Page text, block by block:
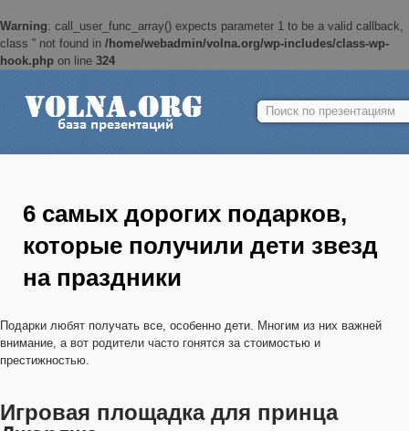
Warning: call_user_func_array() expects parameter 1 to be a valid callback,
class '' not found in /home/webadmin/volna.org/wp-includes/class-wp-
hook.php on line 324
Найти:
6 самых дорогих подарков,
которые получили дети звезд
на праздники
Подарки любят получать все, особенно дети. Многим из них важней
внимание, а вот родители часто гонятся за стоимостью и
престижностью.
Игровая площадка для принца